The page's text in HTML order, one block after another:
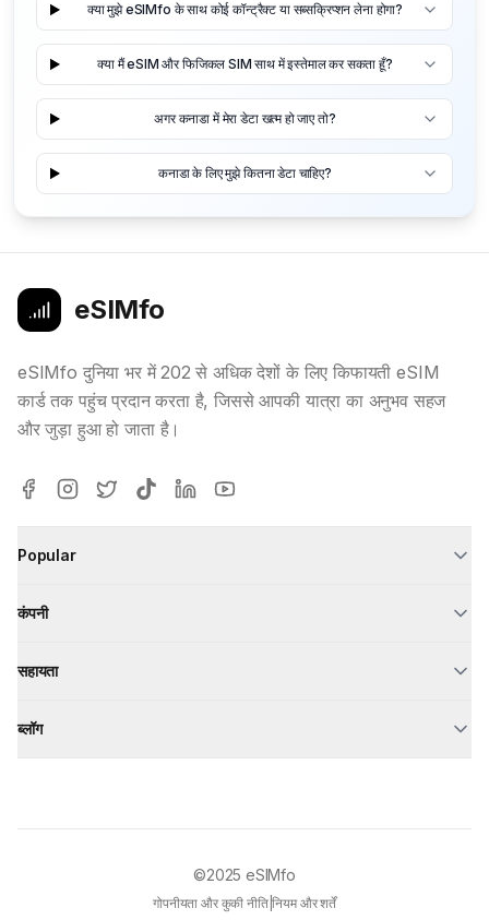
क्या मुझे eSIMfo के साथ कोई कॉन्ट्रैक्ट या सब्सक्रिप्शन लेना होगा?
क्या मैं eSIM और फिजिकल SIM साथ में इस्तेमाल कर सकता हूँ?
अगर कनाडा में मेरा डेटा खत्म हो जाए तो?
कनाडा के लिए मुझे कितना डेटा चाहिए?
eSIMfo
eSIMfo दुनिया भर में 202 से अधिक देशों के लिए किफायती eSIM
कार्ड तक पहुंच प्रदान करता है, जिससे आपकी यात्रा का अनुभव सहज
और जुड़ा हुआ हो जाता है।
Popular
कंपनी
सहायता
ब्लॉग
©2025 eSIMfo
गोपनीयता और कुकी नीति|नियम और शर्तें